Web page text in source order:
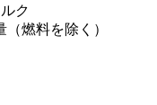
ク
（燃料を除く）